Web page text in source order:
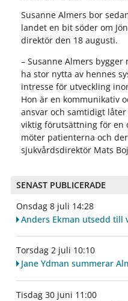
Susanne Almers bor
landet en bit söder om
direktör den 18 augusti.
– Susanne Almers
ha stor nytta av hennes
intresse för utveckling
Hon är en kommunikativ
ansvar och samtidigt
viktig förutsättning för en
möter patienterna och
sjukvårdsdirektör Mats
SENAST PUBLICERADE
Onsdag 8 juli 14:28
Anders Ekman utsedd till
Torsdag 2 juli 10:10
Jane Ydman summerar
Tisdag 30 juni 11:00